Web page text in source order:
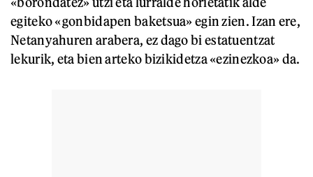
egiteko «gonbidapen baketsua» egin zien. Izan ere,
Netanyahuren arabera, ez dago bi estatuentzat
lekurik, eta bien arteko bizikidetza «ezinezkoa» da.